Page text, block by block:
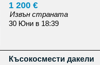
1 200 €
Извън страната
30 Юни в 18:39
Късокосмести дакели